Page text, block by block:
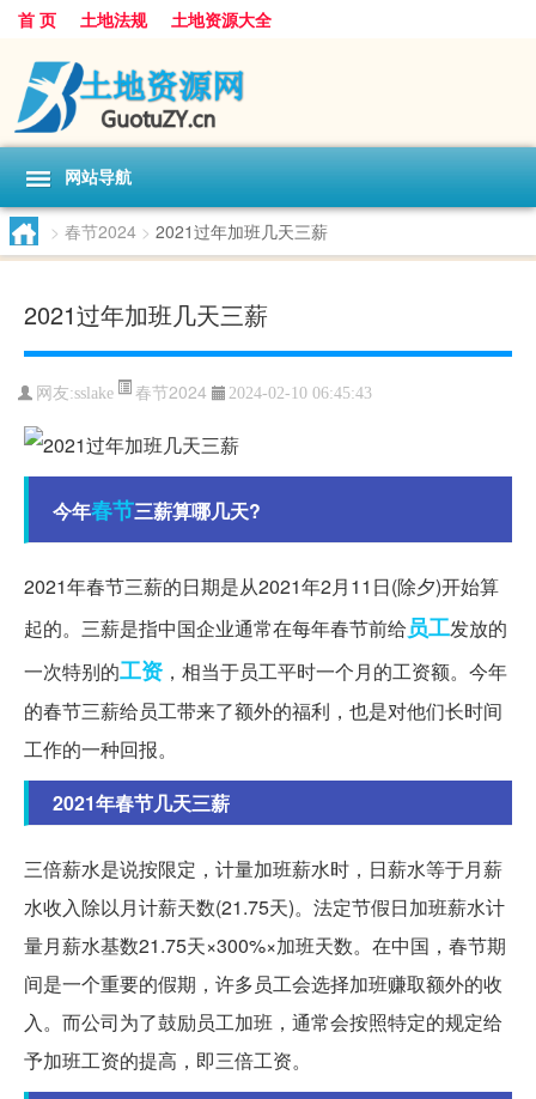
首 页 土地法规 土地资源大全
网站导航
> 春节2024 > 2021过年加班几天三薪
2021过年加班几天三薪
网友:sslake 春节2024 2024-02-10 06:45:43
今年春节三薪算哪几天?
2021年春节三薪的日期是从2021年2月11日(除夕)开始算
起的。三薪是指中国企业通常在每年春节前给员工发放的
一次特别的工资 ，相当于员工平时一个月的工资额。今年
的春节三薪给员工带来了额外的福利，也是对他们长时间
工作的一种回报。
2021年春节几天三薪
三倍薪水是说按限定，计量加班薪水时，日薪水等于月薪
水收入除以月计薪天数(21.75天)。法定节假日加班薪水计
量月薪水基数21.75天×300%×加班天数。在中国，春节期
间是一个重要的假期，许多员工会选择加班赚取额外的收
入。而公司为了鼓励员工加班，通常会按照特定的规定给
予加班工资的提高，即三倍工资。